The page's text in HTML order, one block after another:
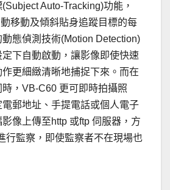
Auto-Tracking)功能，
移動及傾斜貼身追蹤目標的每
態偵測技術(Motion Detection)
下自動啟動，讓影像即使快速
更細緻清晰地捕捉下來。而在
，VB-C60 更可即時拍攝照
郵地址、手提電話或個人電子
像上傳至http 或ftp 伺服器，方
行監察，即使監察者不在現場也